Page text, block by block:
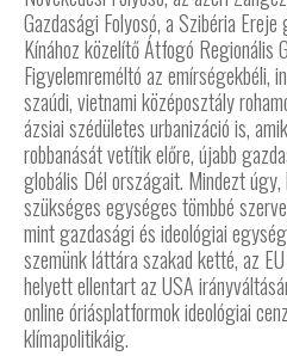
Gazdasági Folyosó, a Szibéria
Kínához közelítő Átfogó Regionális
Figyelemreméltó az emírségekbéli,
szaúdi, vietnami középosztály
ázsiai szédületes urbanizáció is,
robbanását vetítik előre, újabb
globális Dél országait. Mindezt
szükséges egységes tömbbé
mint gazdasági és ideológiai
szemünk láttára szakad ketté, az
helyett ellentart az USA
online óriásplatformok ideológiai
klímapolitikáig.